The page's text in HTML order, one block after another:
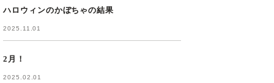
ハロウィンのかぼちゃの結果
2025.11.01
2月！
2025.02.01